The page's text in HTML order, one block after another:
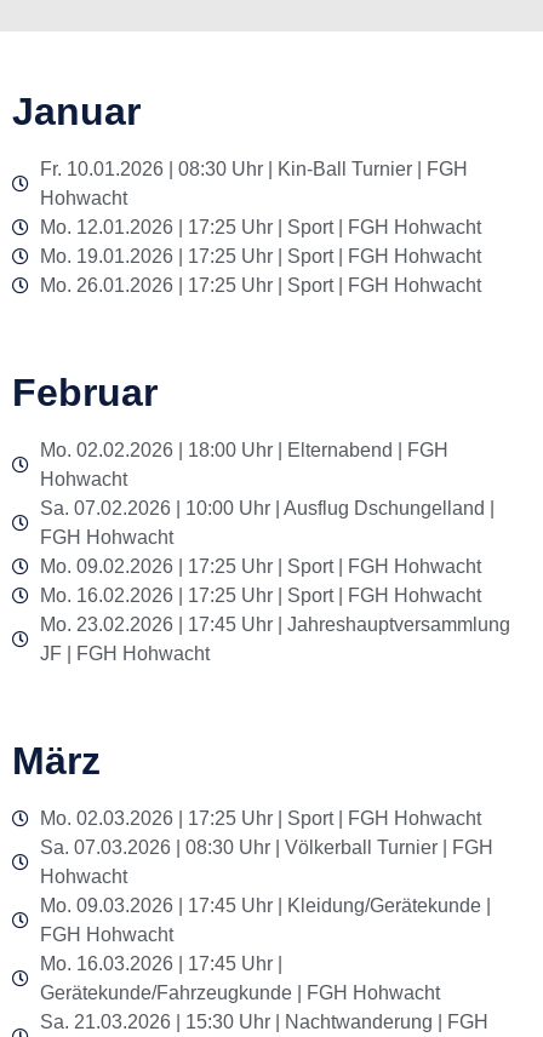
Januar
Fr. 10.01.2026 | 08:30 Uhr | Kin-Ball Turnier | FGH
Hohwacht
Mo. 12.01.2026 | 17:25 Uhr | Sport | FGH Hohwacht
Mo. 19.01.2026 | 17:25 Uhr | Sport | FGH Hohwacht
Mo. 26.01.2026 | 17:25 Uhr | Sport | FGH Hohwacht
Februar
Mo. 02.02.2026 | 18:00 Uhr | Elternabend | FGH
Hohwacht
Sa. 07.02.2026 | 10:00 Uhr | Ausflug Dschungelland |
FGH Hohwacht
Mo. 09.02.2026 | 17:25 Uhr | Sport | FGH Hohwacht
Mo. 16.02.2026 | 17:25 Uhr | Sport | FGH Hohwacht
Mo. 23.02.2026 | 17:45 Uhr | Jahreshauptversammlung
JF | FGH Hohwacht
März
Mo. 02.03.2026 | 17:25 Uhr | Sport | FGH Hohwacht
Sa. 07.03.2026 | 08:30 Uhr | Völkerball Turnier | FGH
Hohwacht
Mo. 09.03.2026 | 17:45 Uhr | Kleidung/Gerätekunde |
FGH Hohwacht
Mo. 16.03.2026 | 17:45 Uhr |
Gerätekunde/Fahrzeugkunde | FGH Hohwacht
Sa. 21.03.2026 | 15:30 Uhr | Nachtwanderung | FGH